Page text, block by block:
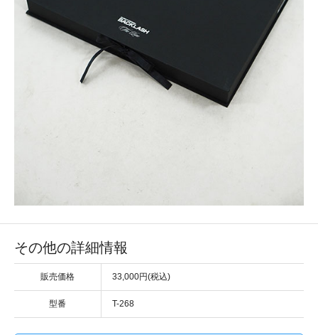
その他の詳細情報
販売価格 33,000円(税込)
型番 T-268